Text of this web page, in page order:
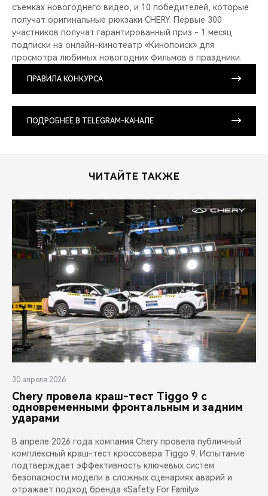
съемках новогоднего видео, и 10 победителей, которые
получат оригинальные рюкзаки CHERY. Первые 300
участников получат гарантированный приз - 1 месяц
подписки на онлайн-кинотеатр «Кинопоиск» для
просмотра любимых новогодних фильмов в праздники.
ПРАВИЛА КОНКУРСА
ПОДРОБНЕЕ В TELEGRAM-КАНАЛЕ
ЧИТАЙТЕ ТАКЖЕ
30 апреля 2026
Chery провела краш-тест Tiggo 9 с
одновременными фронтальным и задним
ударами
В апреле 2026 года компания Chery провела публичный
комплексный краш-тест кроссовера Tiggo 9. Испытание
подтверждает эффективность ключевых систем
безопасности модели в сложных сценариях аварий и
отражает подход бренда «Safety For Family»